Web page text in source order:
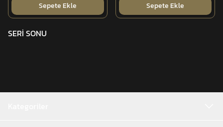
Sepete Ekle
Sepete Ekle
SERİ SONU